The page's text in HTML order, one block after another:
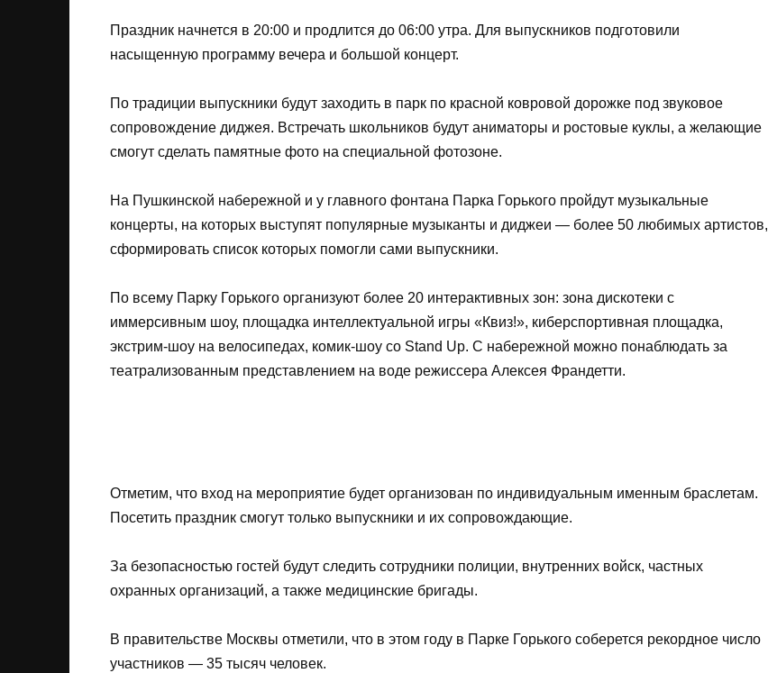
Праздник начнется в 20:00 и продлится до 06:00 утра. Для выпускников подготовили
насыщенную программу вечера и большой концерт.
По традиции выпускники будут заходить в парк по красной ковровой дорожке под звуковое
сопровождение диджея. Встречать школьников будут аниматоры и ростовые куклы, а желающие
смогут сделать памятные фото на специальной фотозоне.
На Пушкинской набережной и у главного фонтана Парка Горького пройдут музыкальные
концерты, на которых выступят популярные музыканты и диджеи — более 50 любимых артистов,
сформировать список которых помогли сами выпускники.
По всему Парку Горького организуют более 20 интерактивных зон: зона дискотеки с
иммерсивным шоу, площадка интеллектуальной игры «Квиз!», киберспортивная площадка,
экстрим-шоу на велосипедах, комик-шоу со Stand Up. С набережной можно понаблюдать за
театрализованным представлением на воде режиссера Алексея Франдетти.
Отметим, что вход на мероприятие будет организован по индивидуальным именным браслетам.
Посетить праздник смогут только выпускники и их сопровождающие.
За безопасностью гостей будут следить сотрудники полиции, внутренних войск, частных
охранных организаций, а также медицинские бригады.
В правительстве Москвы отметили, что в этом году в Парке Горького соберется рекордное число
участников — 35 тысяч человек.